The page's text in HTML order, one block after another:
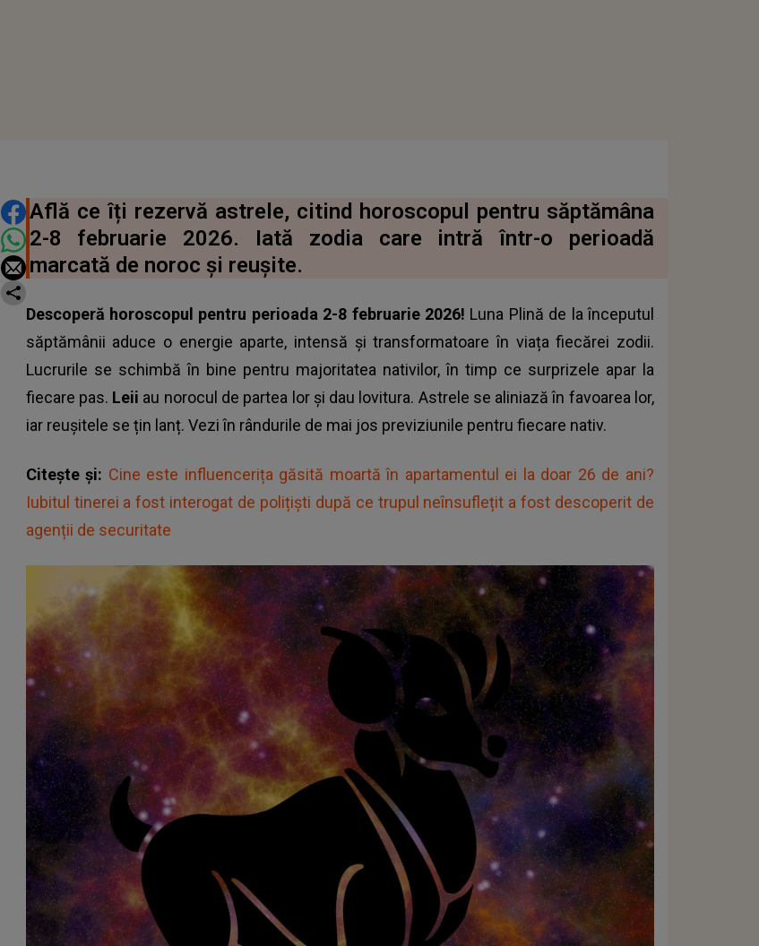
DISTRIBUIE ARTICOLUL
Află ce îți rezervă astrele, citind horoscopul pentru săptămâna
2-8 februarie 2026. Iată zodia care intră într-o perioadă
marcată de noroc și reușite.
Descoperă horoscopul pentru perioada 2-8 februarie 2026! Luna Plină de la începutul
săptămânii aduce o energie aparte, intensă și transformatoare în viața fiecărei zodii.
Lucrurile se schimbă în bine pentru majoritatea nativilor, în timp ce surprizele apar la
fiecare pas. Leii au norocul de partea lor și dau lovitura. Astrele se aliniază în favoarea lor,
iar reușitele se țin lanț. Vezi în rândurile de mai jos previziunile pentru fiecare nativ.
Citește și: Cine este influencerița găsită moartă în apartamentul ei la doar 26 de ani?
Iubitul tinerei a fost interogat de polițiști după ce trupul neînsuflețit a fost descoperit de
agenții de securitate